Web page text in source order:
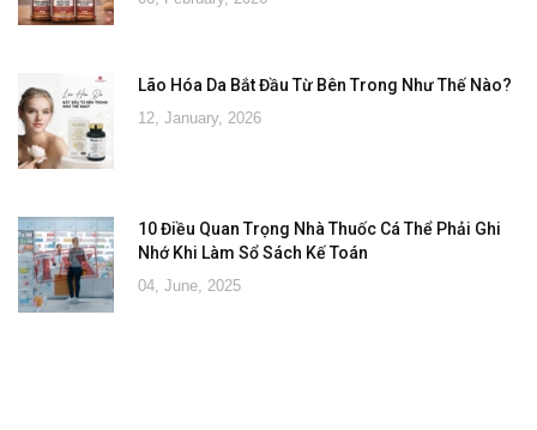
Lão Hóa Da Bắt Đầu Từ Bên Trong Như Thế Nào?
12, January, 2026
10 Điều Quan Trọng Nhà Thuốc Cá Thể Phải Ghi
Nhớ Khi Làm Sổ Sách Kế Toán
04, June, 2025